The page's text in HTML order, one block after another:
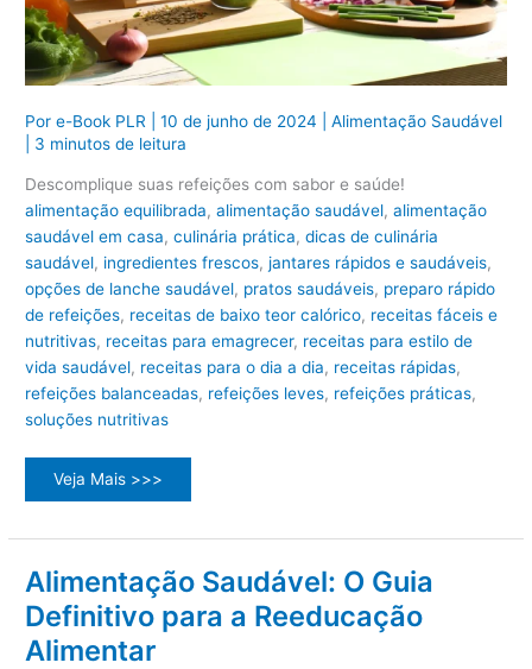
Pore-Book PLR |10 de junho de 2024 |Alimentação Saudável
3 minutos de leitura
Descomplique suas refeições com sabor e saúde!
alimentação equilibrada,alimentação saudável,alimentação
saudável em casa,culinária prática,dicas de culinária
saudável, ingredientes frescos,jantares rápidos e saudáveis,
opções de lanche saudável, pratos saudáveis, preparo rápido
de refeições, receitas de baixo teor calórico, receitas fáceis e
nutritivas, receitas para emagrecer, receitas para estilo de
vida saudável, receitas para o dia a dia, receitas rápidas,
refeições balanceadas, refeições leves, refeições práticas,
soluções nutritivas
Receitas
Rápidas
Soluções
para
Dia
a
Dia
Veja Mais >>>
Alimentação Saudável: O Guia
Definitivo para a Reeducação
Alimentar